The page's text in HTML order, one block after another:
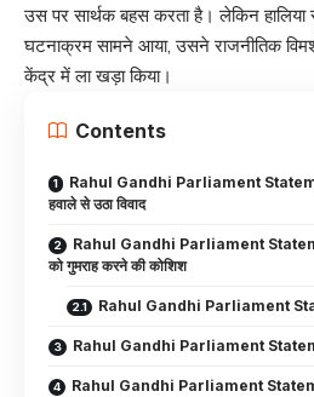
उस पर सार्थक बहस करता है। लेकिन हालिया
घटनाक्रम सामने आया, उसने राजनीतिक
केंद्र में ला खड़ा किया।
Contents
Rahul Gandhi Parliament
हवाले से उठा विवाद
Rahul Gandhi Parliament
को गुमराह करने की कोशिश
Rahul Gandhi Parliament
Rahul Gandhi Parliament
Rahul Gandhi Parliament